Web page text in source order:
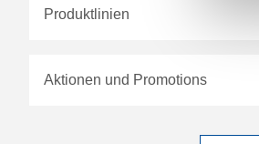
Produktlinien
Aktionen und Promotions